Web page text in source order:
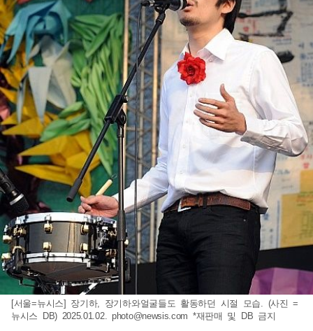
[서울=뉴시스] 장기하, 장기하와얼굴들도 활동하던 시절 모습. (사진 =
뉴시스 DB) 2025.01.02. photo@newsis.com *재판매 및 DB 금지